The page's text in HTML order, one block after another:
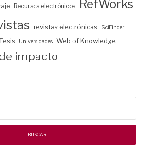
Recursos electrónicos RefWorks
revistas electrónicas SciFinder
Universidades Web of Knowledge
impacto